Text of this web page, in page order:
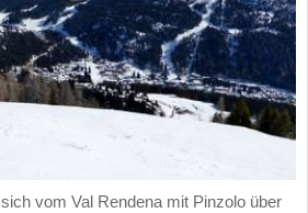
vom Val Rendena mit Pinzolo über